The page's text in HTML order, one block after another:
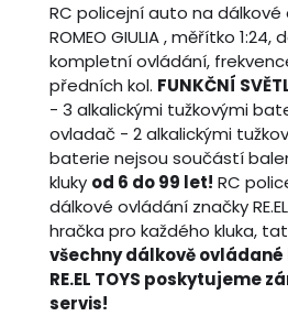
RC policejní auto na dálkové
ROMEO GIULIA , měřítko 1:24,
kompletní ovládání,
předních kol. FUNKČNÍ
- 3 alkalickými tužkovými
ovladač - 2 alkalickými
baterie nejsou součástí
kluky od 6 do 99 let! RC
dálkové ovládání značky
hračka pro každého kluka,
všechny dálkově
RE.EL TOYS poskytujeme
servis!